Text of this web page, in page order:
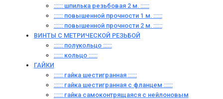
:::::: шпилька резьбовая 2 м. ::::::
:::::: повышенной прочности 1 м. ::::::
:::::: повышенной прочности 2 м. ::::::
ВИНТЫ C МЕТРИЧЕСКОЙ РЕЗЬБОЙ
:::::: полукольцо ::::::
:::::: кольцо ::::::
ГАЙКИ
:::::: гайка шестигранная ::::::
:::::: гайка шестигранная с фланцем ::::::
:::::: гайка самоконтрящаяся с нейлоновым